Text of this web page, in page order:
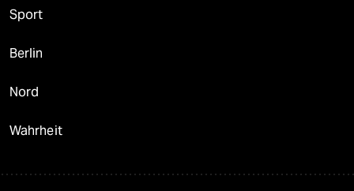
Sport
Berlin
Nord
Wahrheit